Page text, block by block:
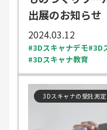
出展のお知らせ
2024.03.12
3Dスキャナデモ 3D
3Dスキャナ教育
3Dスキャナの受託測定